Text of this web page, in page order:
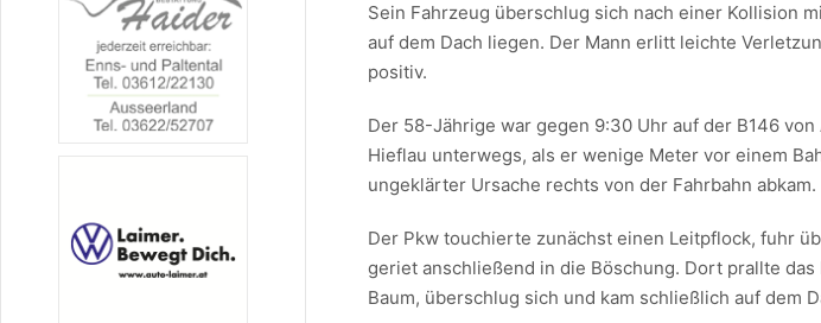
Sein Fahrzeug überschlug sich nach einer Kollision
auf dem Dach liegen. Der Mann erlitt leichte
positiv.
Der 58-Jährige war gegen 9:30 Uhr auf der B146
Hieflau unterwegs, als er wenige Meter vor einem
ungeklärter Ursache rechts von der Fahrbahn abkam.
Der Pkw touchierte zunächst einen Leitpflock, fuhr
geriet anschließend in die Böschung. Dort prallte
Baum, überschlug sich und kam schließlich auf dem